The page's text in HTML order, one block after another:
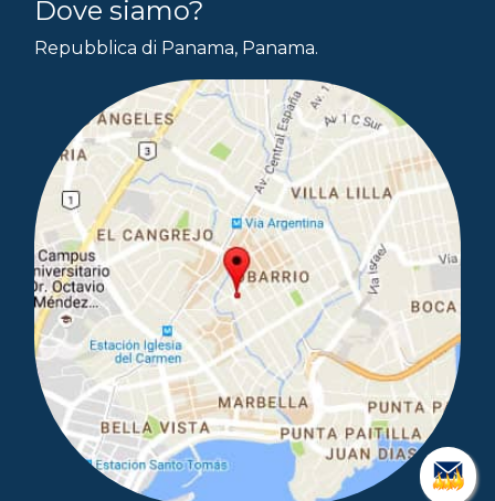
Dove siamo?
Repubblica di Panama, Panama.